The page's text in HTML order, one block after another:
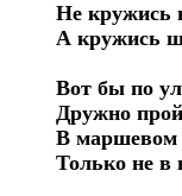
Не кружись
А кружись
Вот бы по
Дружно
В маршевом
Только не в